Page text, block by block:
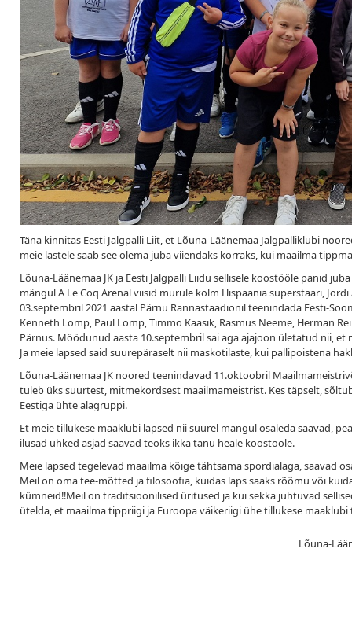
Täna kinnitas Eesti Jalgpalli Liit, et Lõuna-Läänemaa Jalgpalliklubi
meie lastele saab see olema juba viiendaks korraks, kui maailma
Lõuna-Läänemaa JK ja Eesti Jalgpalli Liidu sellisele koostööle panid
mängul A Le Coq Arenal viisid murule kolm Hispaania superstaari,
03.septembril 2021 aastal Pärnu Rannastaadionil teenindada Eesti-
Kenneth Lomp, Paul Lomp, Timmo Kaasik, Rasmus Neeme, Herman
Pärnus. Möödunud aasta 10.septembril sai aga ajajoon ületatud nii,
Ja meie lapsed said suurepäraselt nii maskotilaste, kui pallipoistena
Lõuna-Läänemaa JK noored teenindavad 11.oktoobril
tuleb üks suurtest, mitmekordsest maailmameistrist. Kes täpselt,
Eestiga ühte alagruppi.
Et meie tillukese maaklubi lapsed nii suurel mängul osaleda saavad,
ilusad uhked asjad saavad teoks ikka tänu heale koostööle.
Meie lapsed tegelevad maailma kõige tähtsama spordialaga, saavad
Meil on oma tee-mõtted ja filosoofia, kuidas laps saaks rõõmu või
kümneid!!Meil on traditsioonilised üritused ja kui sekka juhtuvad
ütelda, et maailma tippriigi ja Euroopa väikeriigi ühe tillukese maaklubi
Lõuna-